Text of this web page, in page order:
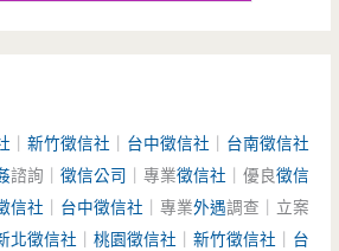
｜新竹徵信社 台中徵信社
台南徵信社
諮詢｜徵信公司 ｜專業徵信社 ｜優良徵信
信社 台中徵信社 ｜專業外遇調查｜立案
北徵信社 ｜桃園徵信社 ｜新竹徵信社 台